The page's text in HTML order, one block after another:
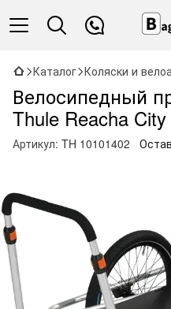
Каталог Коляски и
Велосипедный
Thule Reacha
Артикул: TH 10101402